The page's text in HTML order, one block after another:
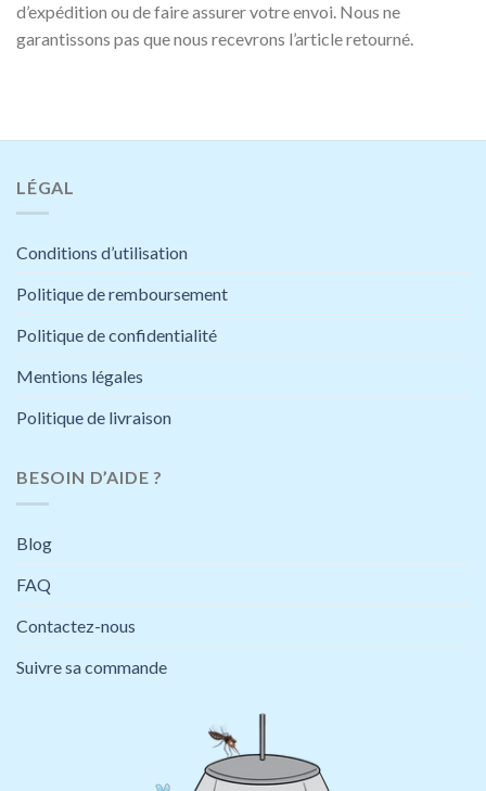
d’expédition ou de faire assurer votre envoi. Nous ne
garantissons pas que nous recevrons l’article retourné.
LÉGAL
Conditions d’utilisation
Politique de remboursement
Politique de confidentialité
Mentions légales
Politique de livraison
BESOIN D’AIDE ?
Blog
FAQ
Contactez-nous
Suivre sa commande